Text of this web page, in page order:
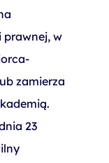
prawnej, w
zamierza
23